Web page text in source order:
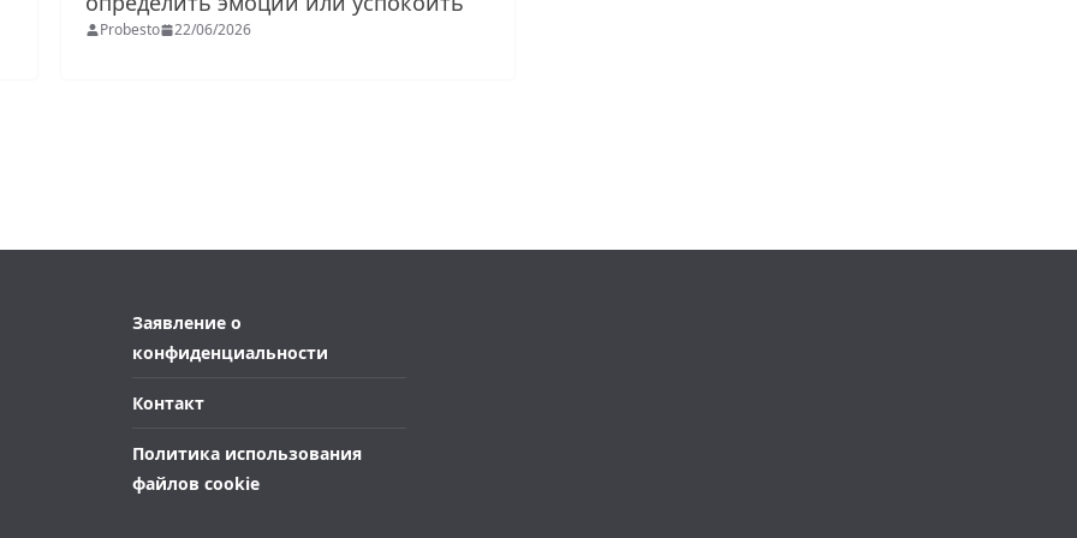
Probesto 22/06/2026
Заявление о
конфиденциальности
Контакт
Политика использования
файлов cookie